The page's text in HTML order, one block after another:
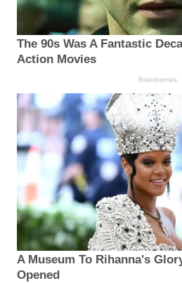
The 90s Was A Fantastic
Action Movies
Brainberries
A Museum To Rihanna's
Opened